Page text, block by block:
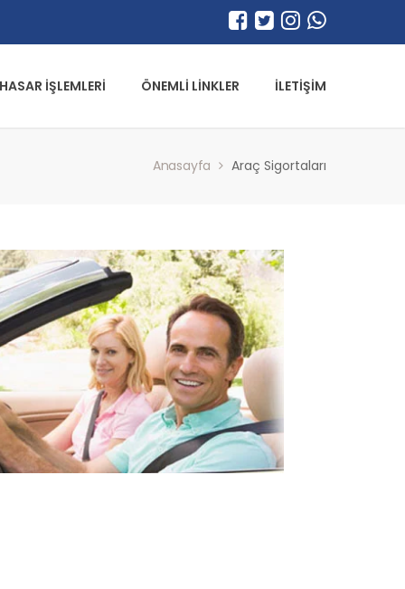
HASAR İŞLEMLERİ ÖNEMLİ LİNKLER İLETİŞİM
Anasayfa Araç Sigortaları